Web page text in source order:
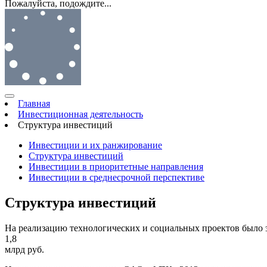
Пожалуйста, подождите...
Главная
Инвестиционная деятельность
Структура инвестиций
Инвестиции и их ранжирование
Структура инвестиций
Инвестиции в приоритетные направления
Инвестиции в среднесрочной перспективе
Структура инвестиций
На реализацию технологических и социальных проектов было
1,8
млрд руб.